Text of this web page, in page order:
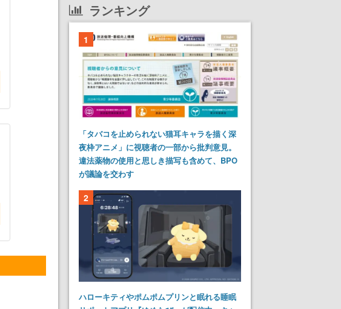
ランキング
1
「タバコを止められない猫耳キャラを描く深
夜枠アニメ」に視聴者の一部から批判意見。
違法薬物の使用と思しき描写も含めて、BPO
が議論を交わす
2
ハローキティやポムポムプリンと眠れる睡眠